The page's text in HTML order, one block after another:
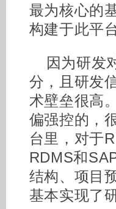
最为核心的
构建于此平
因为研发
分，且研发
术壁垒很高
偏强控的，
台里，对于
RDMS和
结构、项目
基本实现了